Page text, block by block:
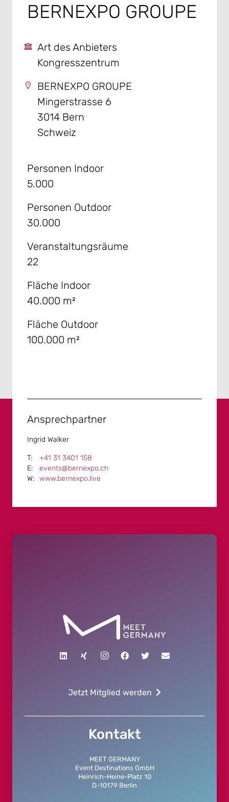
BERNEXPO GROUPE
Art des Anbieters
Kongresszentrum
BERNEXPO GROUPE
Mingerstrasse 6
3014 Bern
Schweiz
Personen Indoor
5.000
Personen Outdoor
30.000
Veranstaltungsräume
22
Fläche Indoor
40.000 m²
Fläche Outdoor
100.000 m²
Ansprechpartner
Ingrid Walker
+41 31 3401 158
events@bernexpo.ch
www.bernexpo.live
Jetzt Mitglied werden
Kontakt
MEET GERMANY
Event Destinations GmbH
Heinrich-Heine-Platz 10
D-10179 Berlin